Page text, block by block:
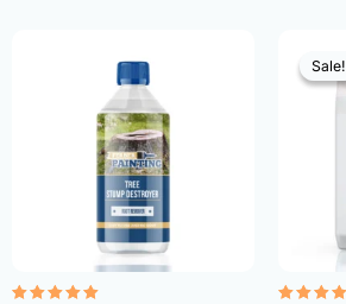
Sale!
Sale!